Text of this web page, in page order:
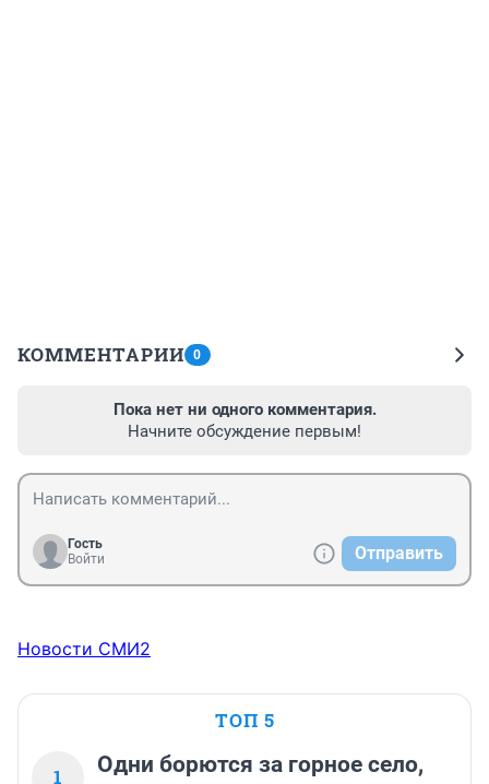
КОММЕНТАРИИ 0
Пока нет ни одного комментария.
Начните обсуждение первым!
Гость
Войти
Отправить
Новости СМИ2
ТОП 5
1
Одни борются за горное село,